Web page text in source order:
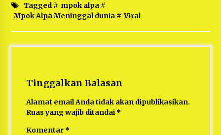
Tagged # mpok alpa#
Mpok Alpa Meninggal dunia# Viral
Tinggalkan Balasan
Alamat email Anda tidak akan dipublikasikan.
Ruas yang wajib ditandai *
Komentar *